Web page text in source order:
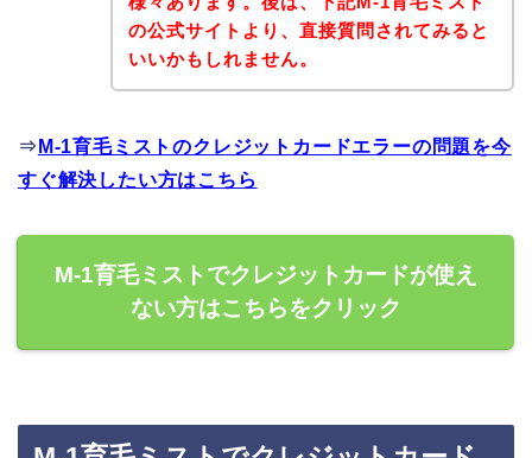
の公式サイトより、直接質問されてみると
いいかもしれません。
⇒ M-1育毛ミストのクレジットカードエラーの問題を今
すぐ解決したい方はこちら
M-1育毛ミストでクレジットカードが使え
ない方はこちらをクリック